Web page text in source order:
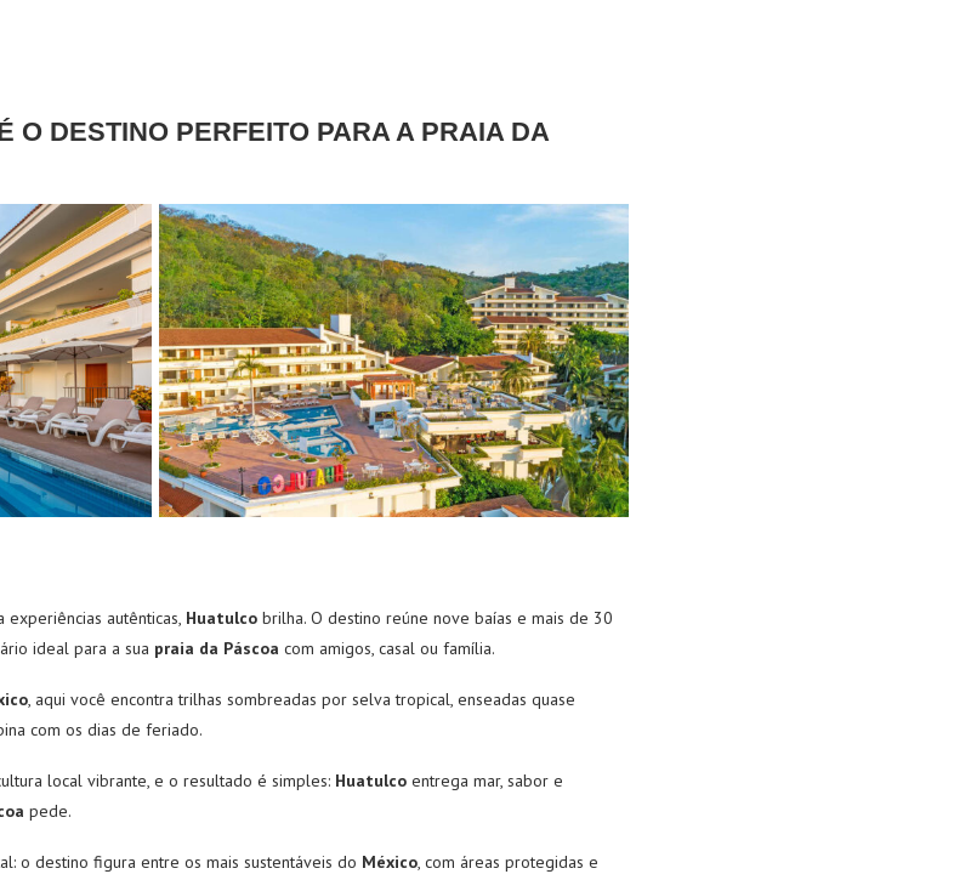
O DESTINO PERFEITO PARA A PRAIA DA
autênticas, Huatulco brilha. O destino reúne nove baías e mais de 30
ideal para a sua praia da Páscoa com amigos, casal ou família.
, aqui você encontra trilhas sombreadas por selva tropical, enseadas quase
com os dias de feriado.
local vibrante, e o resultado é simples: Huatulco entrega mar, sabor e
pede.
o destino figura entre os mais sustentáveis do México, com áreas protegidas e